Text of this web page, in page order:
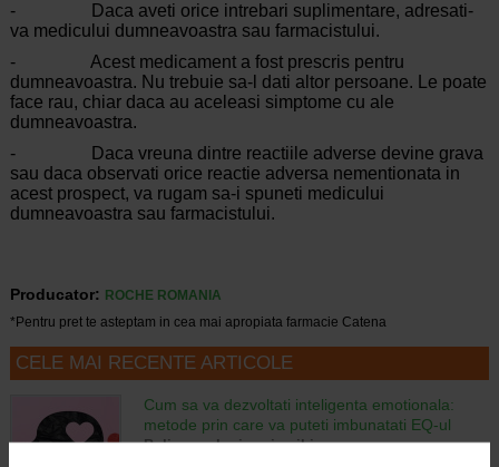
- Daca aveti orice intrebari suplimentare, adresati-
va medicului dumneavoastra sau farmacistului.
- Acest medicament a fost prescris pentru
dumneavoastra. Nu trebuie sa-l dati altor persoane. Le poate
face rau, chiar daca au aceleasi simptome cu ale
dumneavoastra.
- Daca vreuna dintre reactiile adverse devine grava
sau daca observati orice reactie adversa nementionata in
acest prospect, va rugam sa-i spuneti medicului
dumneavoastra sau farmacistului.
Producator:
ROCHE ROMANIA
*Pentru pret te asteptam in cea mai apropiata farmacie Catena
CELE MAI RECENTE ARTICOLE
Cum sa va dezvoltati inteligenta emotionala:
metode prin care va puteti imbunatati EQ-ul
Boli neurologice si psihice